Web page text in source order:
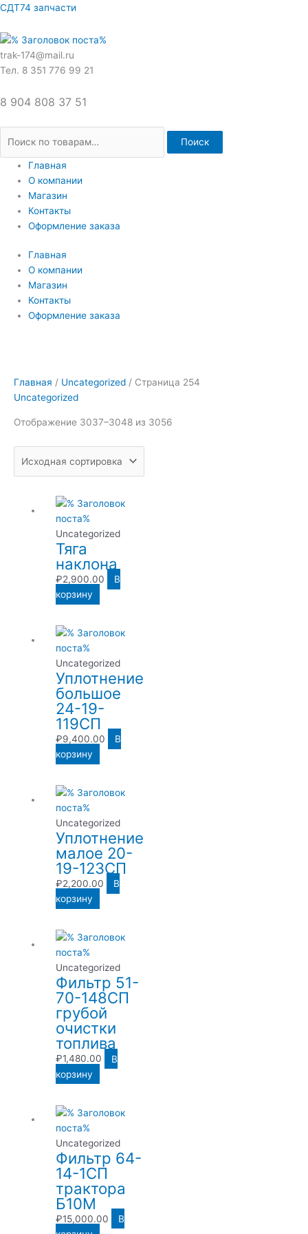
Перейти
содержимому
СДТ74 запчасти
trak-174@mail.ru
Тел. 8 351 776 99 21
8 904 808 37 51
Искать:
Поиск
Главная
О компании
Магазин
Контакты
Оформление заказа
Главная
О компании
Магазин
Контакты
Оформление заказа
Главная / Uncategorized / Страница 254
Uncategorized
Отображение 3037–3048 из 3056
Uncategorized
Тяга
наклона
₽2,900.00
В
корзину
Uncategorized
Уплотнение
большое
24-19-
119СП
₽9,400.00
В
корзину
Uncategorized
Уплотнение
малое 20-
19-123СП
₽2,200.00
В
корзину
Uncategorized
Фильтр 51-
70-148СП
грубой
очистки
топлива
₽1,480.00
В
корзину
Uncategorized
Фильтр 64-
14-1СП
трактора
Б10М
₽15,000.00
В